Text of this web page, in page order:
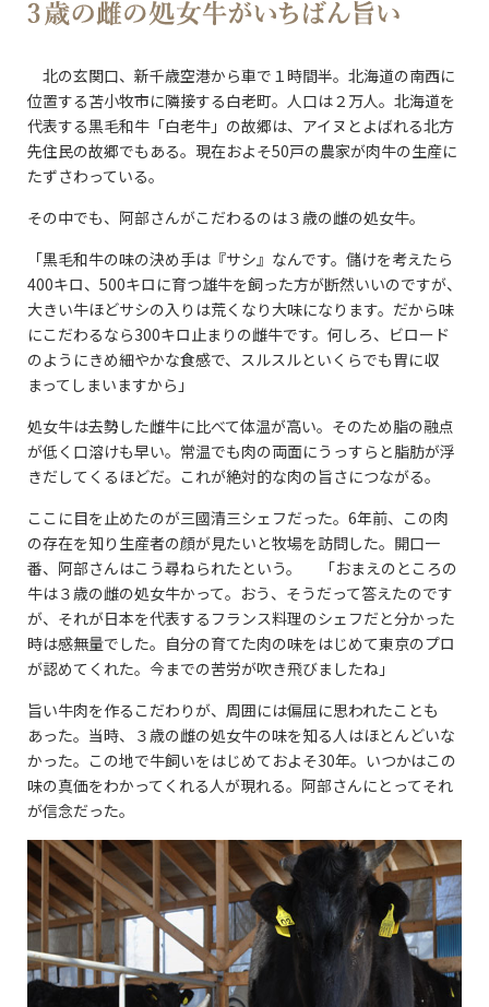
北の玄関口、新千歳空港から車で１時間半。北海道の南西に
位置する苫小牧市に隣接する白老町。人口は２万人。北海道を
代表する黒毛和牛「白老牛」の故郷は、アイヌとよばれる北方
先住民の故郷でもある。現在およそ50戸の農家が肉牛の生産に
たずさわっている。
その中でも、阿部さんがこだわるのは３歳の雌の処女牛。
「黒毛和牛の味の決め手は『サシ』なんです。儲けを考えたら
400キロ、500キロに育つ雄牛を飼った方が断然いいのですが、
大きい牛ほどサシの入りは荒くなり大味になります。だから味
にこだわるなら300キロ止まりの雌牛です。何しろ、ビロード
のようにきめ細やかな食感で、スルスルといくらでも胃に収
まってしまいますから」
処女牛は去勢した雌牛に比べて体温が高い。そのため脂の融点
が低く口溶けも早い。常温でも肉の両面にうっすらと脂肪が浮
きだしてくるほどだ。これが絶対的な肉の旨さにつながる。
ここに目を止めたのが三國清三シェフだった。6年前、この肉
の存在を知り生産者の顔が見たいと牧場を訪問した。開口一
番、阿部さんはこう尋ねられたという。 「おまえのところの
牛は３歳の雌の処女牛かって。おう、そうだって答えたのです
が、それが日本を代表するフランス料理のシェフだと分かった
時は感無量でした。自分の育てた肉の味をはじめて東京のプロ
が認めてくれた。今までの苦労が吹き飛びましたね」
旨い牛肉を作るこだわりが、周囲には偏屈に思われたことも
あった。当時、３歳の雌の処女牛の味を知る人はほとんどいな
かった。この地で牛飼いをはじめておよそ30年。いつかはこの
味の真価をわかってくれる人が現れる。阿部さんにとってそれ
が信念だった。